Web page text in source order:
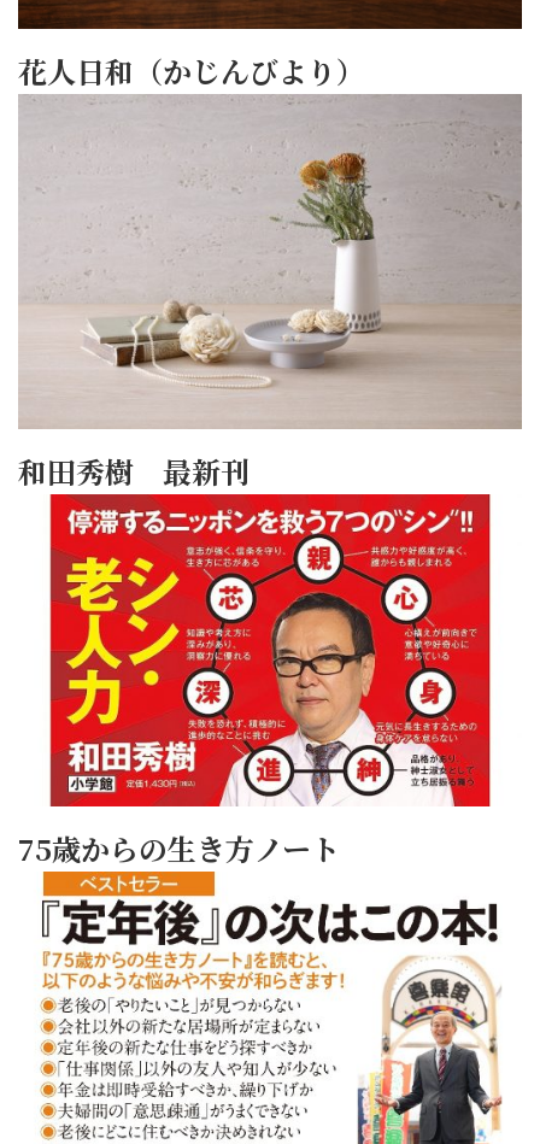
花人日和（かじんびより）
和田秀樹 最新刊
75歳からの生き方ノート